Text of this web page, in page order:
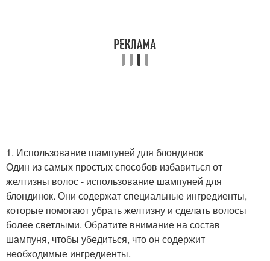
1. Использование шампуней для блондинок
Один из самых простых способов избавиться от
желтизны волос - использование шампуней для
блондинок. Они содержат специальные ингредиенты,
которые помогают убрать желтизну и сделать волосы
более светлыми. Обратите внимание на состав
шампуня, чтобы убедиться, что он содержит
необходимые ингредиенты.